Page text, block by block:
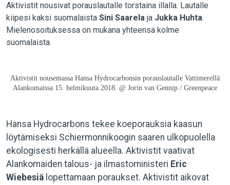
Aktivistit nousivat porauslautalle torstaina illalla. Lautalle
kiipesi kaksi suomalaista Sini Saarela ja Jukka Huhta.
Mielenosoituksessa on mukana yhteensä kolme
suomalaista.
Aktivistit nousemassa Hansa Hydrocarbonsin porauslautalle Vattimerellä
Alankomaissa 15. helmikuuta 2018. @ Jorin van Gennip / Greenpeace
Hansa Hydrocarbons tekee koeporauksia kaasun
löytämiseksi Schiermonnikoogin saaren ulkopuolella
ekologisesti herkällä alueella. Aktivistit vaativat
Alankomaiden talous- ja ilmastoministeri Eric
Wiebesiä lopettamaan poraukset. Aktivistit aikovat